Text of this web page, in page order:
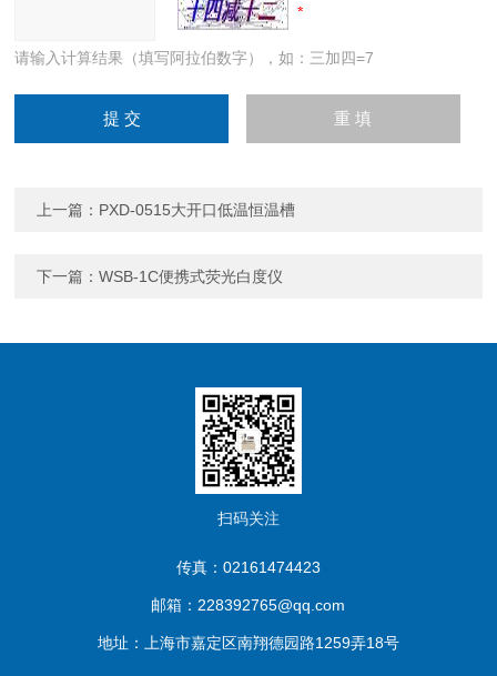
请输入计算结果（填写阿拉伯数字），如：三加四=7
上一篇： PXD-0515大开口低温恒温槽
下一篇：WSB-1C便携式荧光白度仪
扫码关注
传真：02161474423
邮箱：228392765@qq.com
地址：上海市嘉定区南翔德园路1259弄18号